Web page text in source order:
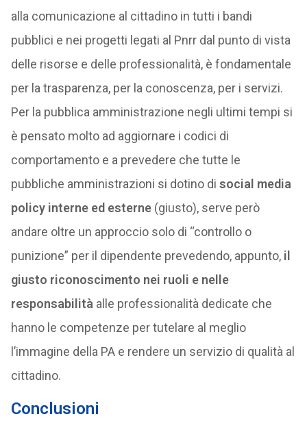
alla comunicazione al cittadino in tutti i bandi
pubblici e nei progetti legati al Pnrr dal punto di vista
delle risorse e delle professionalità, è fondamentale
per la trasparenza, per la conoscenza, per i servizi.
Per la pubblica amministrazione negli ultimi tempi si
è pensato molto ad aggiornare i codici di
comportamento e a prevedere che tutte le
pubbliche amministrazioni si dotino di social media
policy interne ed esterne(giusto), serve però
andare oltre un approccio solo di “controllo o
punizione” per il dipendente prevedendo, appunto, il
giusto riconoscimento nei ruoli e nelle
responsabilità alle professionalità dedicate che
hanno le competenze per tutelare al meglio
l’immagine della PA e rendere un servizio di qualità al
cittadino.
Conclusioni